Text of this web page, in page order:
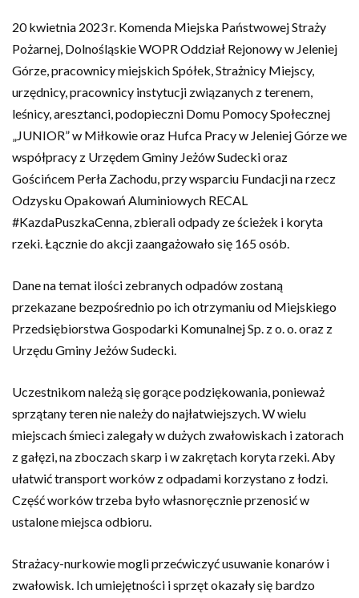
20 kwietnia 2023 r. Komenda Miejska Państwowej Straży
Pożarnej, Dolnośląskie WOPR Oddział Rejonowy w Jeleniej
Górze, pracownicy miejskich Spółek, Strażnicy Miejscy,
urzędnicy, pracownicy instytucji związanych z terenem,
leśnicy, aresztanci, podopieczni Domu Pomocy Społecznej
„JUNIOR” w Miłkowie oraz Hufca Pracy w Jeleniej Górze we
współpracy z Urzędem Gminy Jeżów Sudecki oraz
Gościńcem Perła Zachodu, przy wsparciu Fundacji na rzecz
Odzysku Opakowań Aluminiowych RECAL
#KazdaPuszkaCenna, zbierali odpady ze ścieżek i koryta
rzeki. Łącznie do akcji zaangażowało się 165 osób.
Dane na temat ilości zebranych odpadów zostaną
przekazane bezpośrednio po ich otrzymaniu od Miejskiego
Przedsiębiorstwa Gospodarki Komunalnej Sp. z o. o. oraz z
Urzędu Gminy Jeżów Sudecki.
Uczestnikom należą się gorące podziękowania, ponieważ
sprzątany teren nie należy do najłatwiejszych. W wielu
miejscach śmieci zalegały w dużych zwałowiskach i zatorach
z gałęzi, na zboczach skarp i w zakrętach koryta rzeki. Aby
ułatwić transport worków z odpadami korzystano z łodzi.
Część worków trzeba było własnoręcznie przenosić w
ustalone miejsca odbioru.
Strażacy-nurkowie mogli przećwiczyć usuwanie konarów i
zwałowisk. Ich umiejętności i sprzęt okazały się bardzo